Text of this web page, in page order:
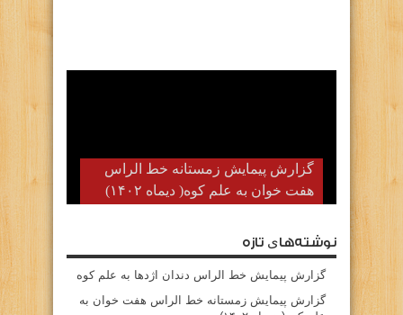
گزارش پیمایش زمستانه خط الراس
هفت خوان به علم کوه( دیماه ۱۴۰۲)
نوشته‌های تازه
گزارش پیمایش خط الراس دندان اژدها به علم کوه
گزارش پیمایش زمستانه خط الراس هفت خوان به